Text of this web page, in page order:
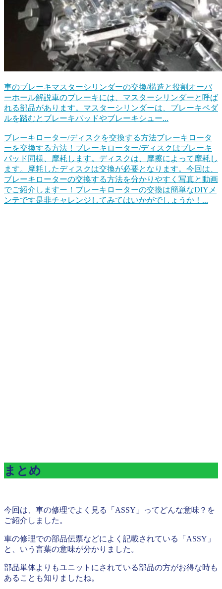
車のブレーキマスターシリンダーの交換/構造と役割オーバ
ーホール解説車のブレーキには、マスターシリンダーと呼ば
れる部品があります。マスターシリンダーは、ブレーキペダ
ルを踏むとブレーキパッドやブレーキシュー...
ブレーキローター/ディスクを交換する方法ブレーキロータ
ーを交換する方法！ブレーキローター/ディスクはブレーキ
パッド同様、摩耗します。ディスクは、摩擦によって摩耗し
ます。摩耗したディスクは交換が必要となります。今回は、
ブレーキローターの交換する方法を分かりやすく写真と動画
でご紹介しますー！ブレーキローターの交換は簡単なDIYメ
ンテです是非チャレンジしてみてはいかがでしょうか！...
まとめ
今回は、車の修理でよく見る「ASSY」ってどんな意味？を
ご紹介しました。
車の修理での部品伝票などによく記載されている「ASSY」
と、いう言葉の意味が分かりました。
部品単体よりもユニットにされている部品の方がお得な時も
あることも知りましたね。